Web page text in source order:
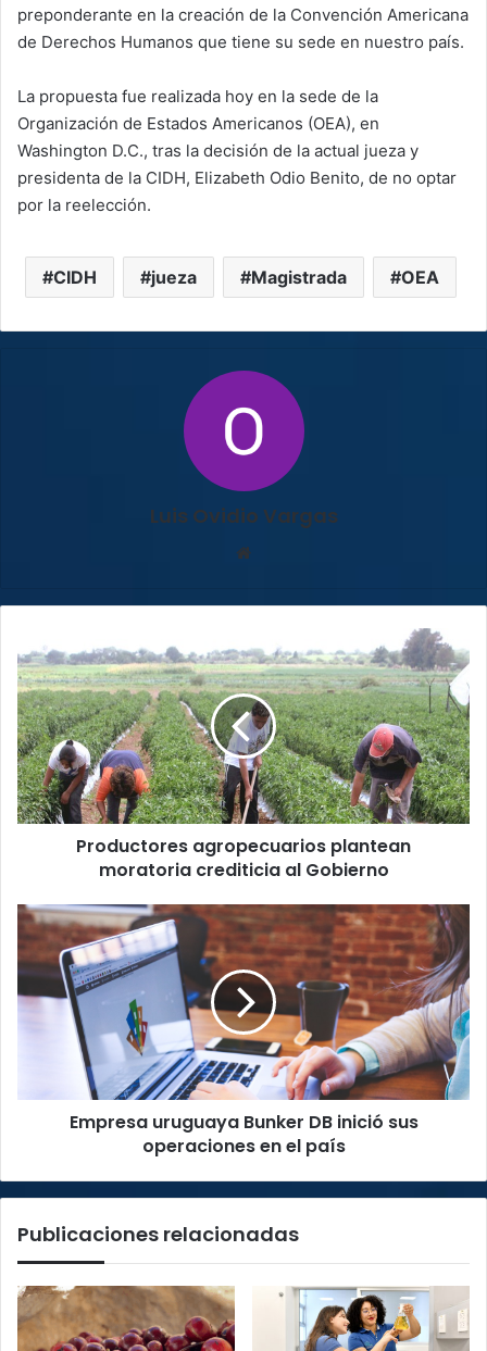
preponderante en la creación de la Convención Americana
de Derechos Humanos que tiene su sede en nuestro país.
La propuesta fue realizada hoy en la sede de la
Organización de Estados Americanos (OEA), en
Washington D.C., tras la decisión de la actual jueza y
presidenta de la CIDH, Elizabeth Odio Benito, de no optar
por la reelección.
CIDH jueza Magistrada OEA
Luis Ovidio Vargas
agropecuarios
plantean
moratoria
crediticia
al
Gobierno
Productores agropecuarios plantean
moratoria crediticia al Gobierno
Empresa
uruguaya
Bunker
inició
operaciones
el
Empresa uruguaya Bunker DB inició sus
operaciones en el país
Publicaciones relacionadas